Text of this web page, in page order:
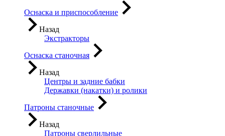
Оснаска и приспособление
Назад
Экстракторы
Оснаска станочная
Назад
Центры и задние бабки
Державки (накатки) и ролики
Патроны станочные
Назад
Патроны сверлильные